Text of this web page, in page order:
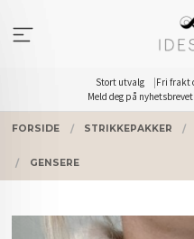
innholdet
Stort utvalg Fri frakt
Meld deg på
FORSIDE STRIKKEPAKKER
GENSERE